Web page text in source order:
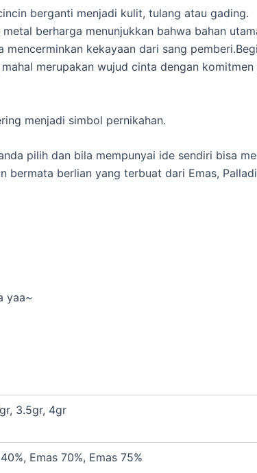
berganti menjadi kulit, tulang atau gading.
berharga menunjukkan bahwa bahan
kekayaan dari sang
merupakan wujud cinta dengan
menjadi simbol pernikahan.
pilih dan bila mempunyai ide sendiri bisa
bermata berlian yang terbuat dari Emas,
yaa~
3.5gr, 4gr
Emas 70%, Emas 75%